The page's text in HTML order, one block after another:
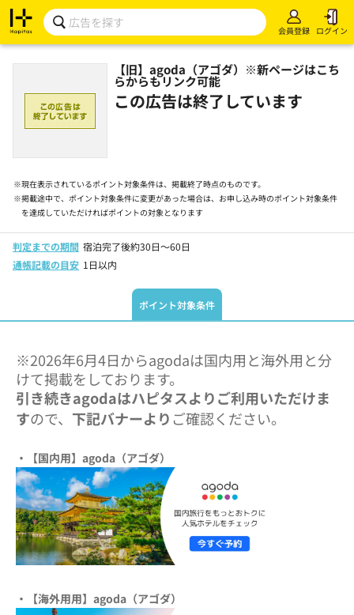
会員登録 ログイン
【旧】agoda（アゴダ）※新ページはこち
らからもリンク可能
この広告は終了しています
※現在表示されているポイント対象条件は、掲載終了時点のものです。
※掲載途中で、ポイント対象条件に変更があった場合は、お申し込み時のポイント対象条件
を達成していただければポイントの対象となります
判定までの期間 宿泊完了後約30日～60日
通帳記載の目安 1日以内
ポイント対象条件
※2026年6月4日からagodaは国内用と海外用と分
けて掲載をしております。
引き続きagodaはハピタスよりご利用いただけま
すので、 下記バナーより ご確認ください。
・【国内用】agoda（アゴダ）
・【海外用用】agoda（アゴダ）